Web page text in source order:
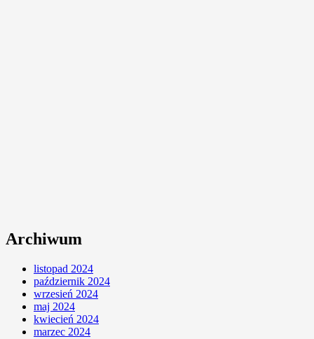
Archiwum
listopad 2024
październik 2024
wrzesień 2024
maj 2024
kwiecień 2024
marzec 2024